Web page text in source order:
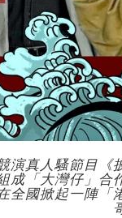
演真人騷節目
成「大灣仔」合
全國掀起一陣